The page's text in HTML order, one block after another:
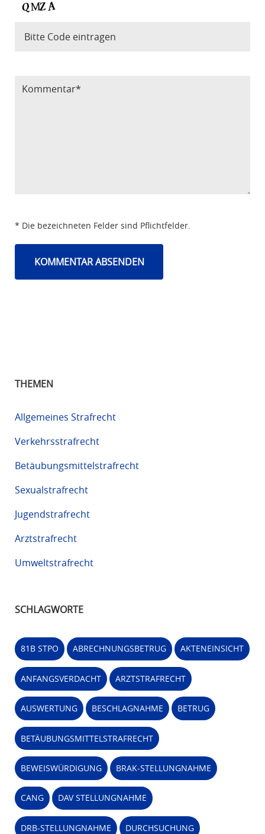
* Die bezeichneten Felder sind Pflichtfelder.
THEMEN
Allgemeines Strafrecht
Verkehrsstrafrecht
Betäubungsmittelstrafrecht
Sexualstrafrecht
Jugendstrafrecht
Arztstrafrecht
Umweltstrafrecht
SCHLAGWORTE
81B STPO ABRECHNUNGSBETRUG AKTENEINSICHT
ANFANGSVERDACHT ARZTSTRAFRECHT
AUSWERTUNG BESCHLAGNAHME BETRUG
BETÄUBUNGSMITTELSTRAFRECHT
BEWEISWÜRDIGUNG BRAK-STELLUNGNAHME
CANG DAV STELLUNGNAHME
DRB-STELLUNGNAHME DURCHSUCHUNG